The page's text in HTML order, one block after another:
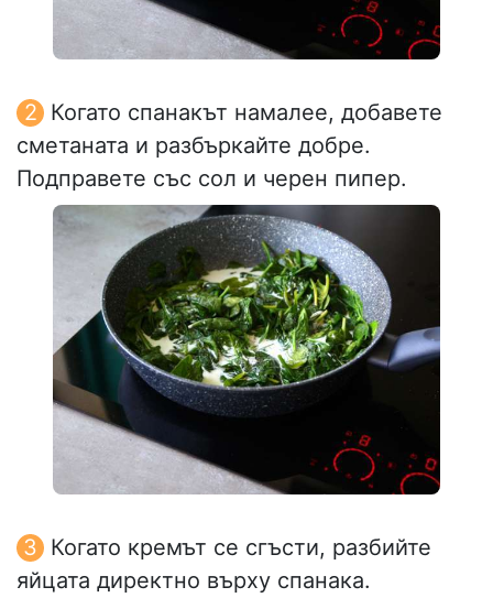
Когато спанакът намалее, добавете
сметаната и разбъркайте добре.
Подправете със сол и черен пипер.
Когато кремът се сгъсти, разбийте
яйцата директно върху спанака.